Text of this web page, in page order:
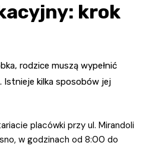
krok
rodzice muszą wypełnić
Istnieje kilka sposobów jej
placówki przy ul. Mirandoli
w godzinach od 8:00 do